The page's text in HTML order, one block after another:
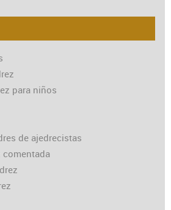
para niños
de ajedrecistas
comentada